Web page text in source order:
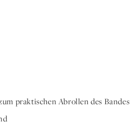
praktischen Abrollen des Bandes